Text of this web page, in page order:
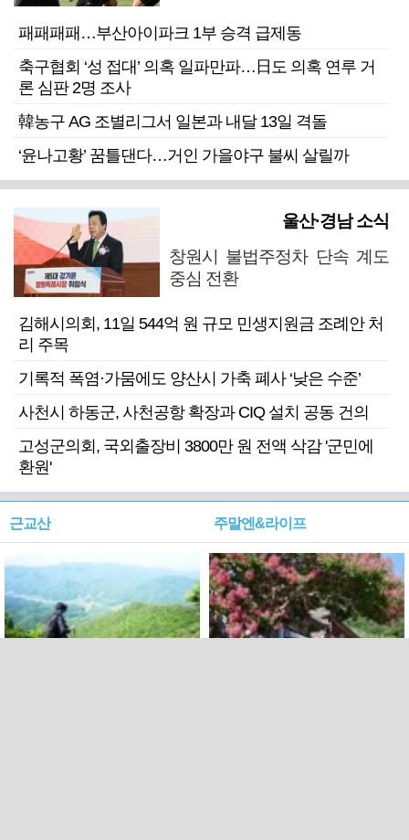
패패패패…부산아이파크 1부 승격 급제동
축구협회 ‘성 접대’ 의혹 일파만파…日도 의혹 연루 거
론 심판 2명 조사
韓농구 AG 조별리그서 일본과 내달 13일 격돌
‘윤나고황’ 꿈틀댄다…거인 가을야구 불씨 살릴까
울산·경남 소식
창원시 불법주정차 단속 계도
중심 전환
김해시의회, 11일 544억 원 규모 민생지원금 조례안 처
리 주목
기록적 폭염·가뭄에도 양산시 가축 폐사 ‘낮은 수준’
사천시 하동군, 사천공항 확장과 CIQ 설치 공동 건의
고성군의회, 국외출장비 3800만 원 전액 삭감 '군민에
환원'
근교산 주말엔&라이프